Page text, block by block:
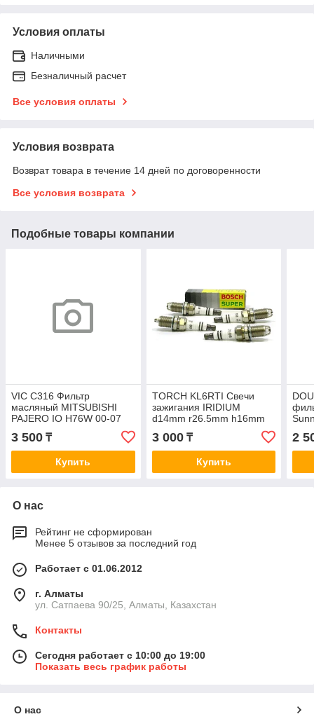
Условия оплаты
Наличными
Безналичный расчет
Все условия оплаты
Условия возврата
Возврат товара в течение 14 дней по договоренности
Все условия возврата
Подобные товары компании
VIC C316 Фильтр
масляный MITSUBISHI
PAJERO IO H76W 00-07
GRANDIS GF 97-03 4G69
3 500 ₸
Купить
TORCH KL6RTI Свечи
зажигания IRIDIUM
d14mm r26.5mm h16mm
p1.5mm JAC HFC4GB3.3D
HFC4GB2 4G69S4M
4G18M2
3 000₸
Купить
2
О нас
Рейтинг не сформирован
Менее 5 отзывов за последний год
Работает с 01.06.2012
г. Алматы
ул. Сатпаева 90/25, Алматы, Казахстан
Контакты
Сегодня работает с 10:00 до 19:00
Показать весь график работы
О нас